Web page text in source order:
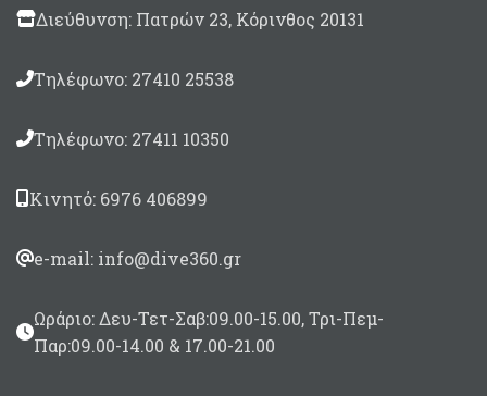
Διεύθυνση: Πατρών 23, Κόρινθος 20131
Τηλέφωνο: 27410 25538
Τηλέφωνο: 27411 10350
Κινητό: 6976 406899
e-mail: info@dive360.gr
Ωράριο: Δευ-Τετ-Σαβ:09.00-15.00, Τρι-Πεμ-
Παρ:09.00-14.00 & 17.00-21.00